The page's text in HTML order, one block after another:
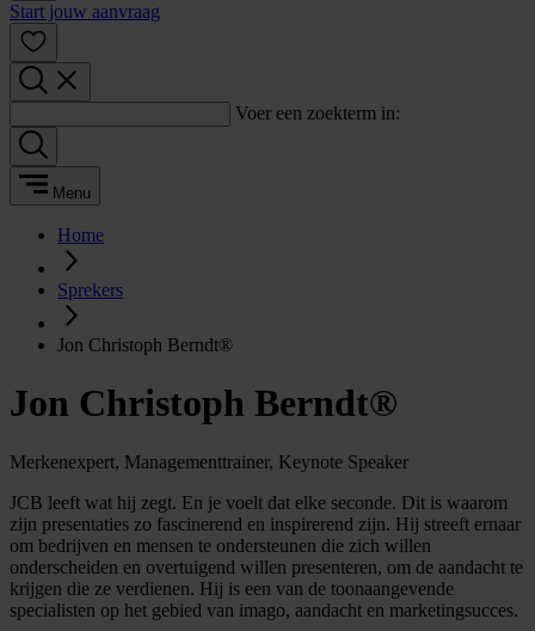
Start jouw aanvraag
Voer een zoekterm in:
Menu
Home
Sprekers
Jon Christoph Berndt®
Jon Christoph Berndt®
Merkenexpert, Managementtrainer, Keynote Speaker
JCB leeft wat hij zegt. En je voelt dat elke seconde. Dit is waarom
zijn presentaties zo fascinerend en inspirerend zijn. Hij streeft ernaar
om bedrijven en mensen te ondersteunen die zich willen
onderscheiden en overtuigend willen presenteren, om de aandacht te
krijgen die ze verdienen. Hij is een van de toonaangevende
specialisten op het gebied van imago, aandacht en marketingsucces.